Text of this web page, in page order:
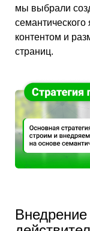
мы выбрали
контентом и
страниц.
Внедрение